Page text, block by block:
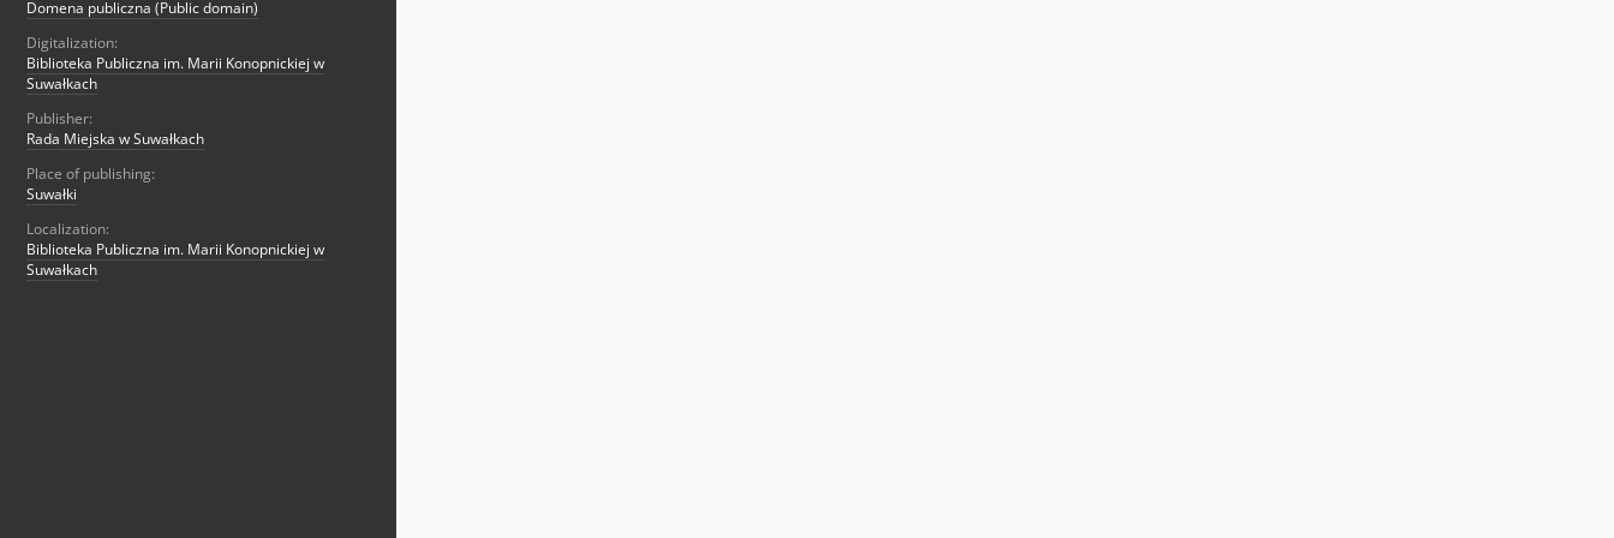
Domena publiczna (Public domain)
Digitalization:
Biblioteka Publiczna im. Marii Konopnickiej w
Suwałkach
Publisher:
Rada Miejska w Suwałkach
Place of publishing:
Suwałki
Localization:
Biblioteka Publiczna im. Marii Konopnickiej w
Suwałkach